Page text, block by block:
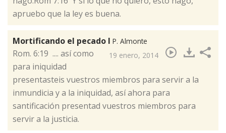
apruebo que la ley es buena.
Mortificando el pecado I P. Almonte
19 enero, 2014
​Rom. 6:19 .... así como
para iniquidad
presentasteis vuestros miembros para servir a la
inmundicia y a la iniquidad, así ahora para
santificación presentad vuestros miembros para
servir a la justicia.